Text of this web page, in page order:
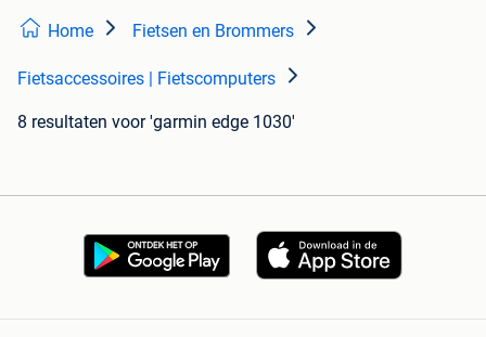
Home Fietsen en Brommers
Fietsaccessoires | Fietscomputers
8 resultaten voor 'garmin edge 1030'